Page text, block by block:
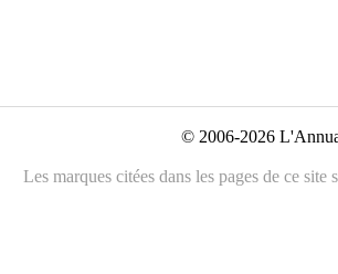
© 2006-2026
Les marques citées dans les pages de ce